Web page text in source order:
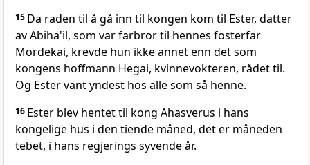
15 Da raden til å gå inn til kongen kom til Ester, datter
av Abiha'il, som var farbror til hennes fosterfar
Mordekai, krevde hun ikke annet enn det som
kongens hoffmann Hegai, kvinnevokteren, rådet til.
Og Ester vant yndest hos alle som så henne.
16 Ester blev hentet til kong Ahasverus i hans
kongelige hus i den tiende måned, det er måneden
tebet, i hans regjerings syvende år.